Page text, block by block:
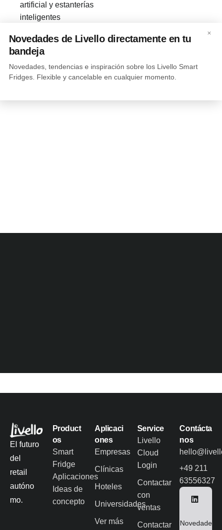
artificial y estanterías
inteligentes
out autónomo
El futuro
del
retail
autóno
mo.
Product
os
Smart
Fridge
Aplicaciones
Ideas de
concepto
Aplicaci
ones
Empresas
Clínicas
Hoteles
Universidades
Ver más
Service
Livello
Cloud
Login
Contactar
con
ventas
Contactar
Contácta
nos
+49 211
63556327
Novedade
×
Novedades de Livello directamente en tu
bandeja
Novedades, tendencias e inspiración sobre los Livello Smart
Fridges. Flexible y cancelable en cualquier momento.